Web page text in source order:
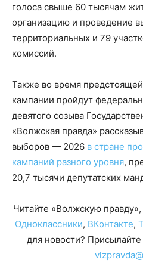
голоса свыше 60 тысячам
организацию и проведение
территориальных и 79
комиссий.
Также во время
кампании пройдут
девятого созыва
«Волжская правда»
выборов — 2026 в стране
кампаний разного уровня,
20,7 тысячи депутатских
Читайте «Волжскую
Одноклассники, ВКонтакте,
для новости?